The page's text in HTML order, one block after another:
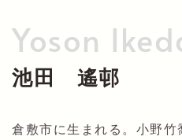
Yoson
池田 遙邨
倉敷市に生まれる。小野竹